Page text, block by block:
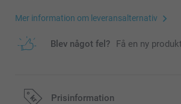
Mer information om leveransalternativ
Blev något fel? Få en ny
Prisinformation